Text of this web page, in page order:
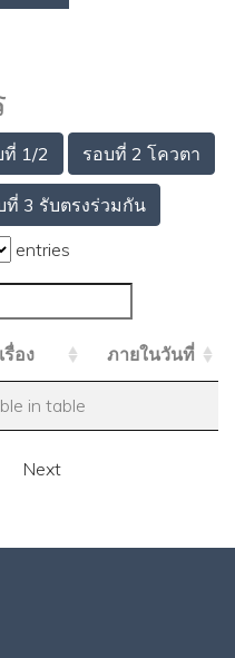
ที่ 1/2 รอบที่ 2 โควตา
ที่ 3 รับตรงร่วมกัน
entries
เรื่อง ภายในวันที่
in table
Next